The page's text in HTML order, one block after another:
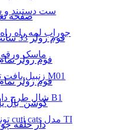
ست دستبند و
جوراب لمه راه راه
ماسک
زنبیل بافت تسمه ای نرم مدل M01
شال طرح دار شیک زنانه مدل B1
تونیک بافت زنانه طرح cuti cats مدل TI
صفحه
فوم رولر 33 سانت مشکی تکنوجیم
فوم رولر تمام
فوم رولر تمام
کوشن بال
دار حلقه